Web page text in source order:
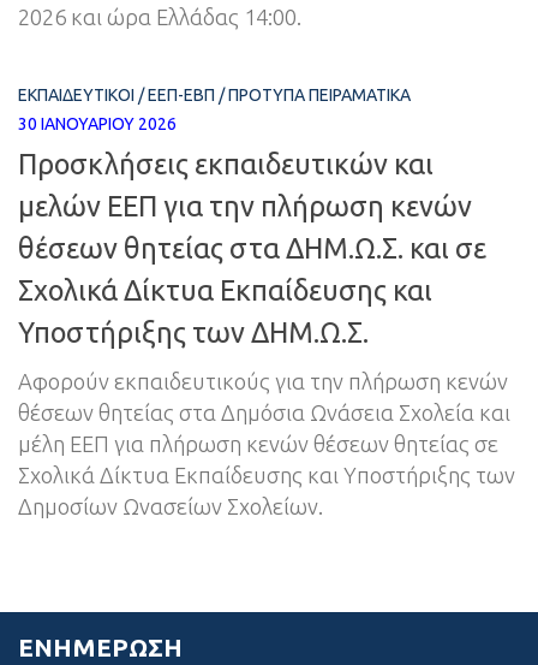
2026 και ώρα Ελλάδας 14:00.
ΕΚΠΑΙΔΕΥΤΙΚΟΊ /ΕΕΠ-ΕΒΠ /ΠΡΌΤΥΠΑ ΠΕΙΡΑΜΑΤΙΚΆ
30 ΙΑΝΟΥΑΡΊΟΥ 2026
Προσκλήσεις εκπαιδευτικών και
μελών ΕΕΠ για την πλήρωση κενών
θέσεων θητείας στα ΔΗΜ.Ω.Σ. και σε
Σχολικά Δίκτυα Εκπαίδευσης και
Υποστήριξης των ΔΗΜ.Ω.Σ.
Αφορούν εκπαιδευτικούς για την πλήρωση κενών
θέσεων θητείας στα Δημόσια Ωνάσεια Σχολεία και
μέλη ΕΕΠ για πλήρωση κενών θέσεων θητείας σε
Σχολικά Δίκτυα Εκπαίδευσης και Υποστήριξης των
Δημοσίων Ωνασείων Σχολείων.
ΕΝΗΜΈΡΩΣΗ